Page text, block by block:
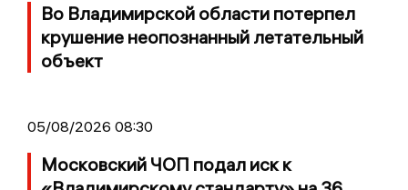
Во Владимирской области потерпел
крушение неопознанный летательный
объект
05/08/2026 08:30
Московский ЧОП подал иск к